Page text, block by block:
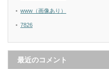
www（画像あり）
7826
最近のコメント